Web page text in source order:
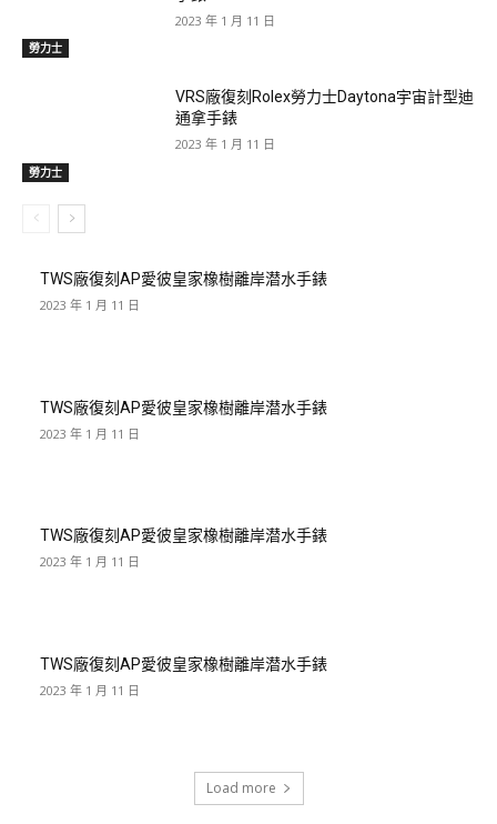
勞力士
2023 年 1 月 11 日
勞力士
VRS廠復刻Rolex勞力士Daytona宇宙計型迪
通拿手錶
2023 年 1 月 11 日
TWS廠復刻AP愛彼皇家橡樹離岸潜水手錶
2023 年 1 月 11 日
TWS廠復刻AP愛彼皇家橡樹離岸潜水手錶
2023 年 1 月 11 日
TWS廠復刻AP愛彼皇家橡樹離岸潜水手錶
2023 年 1 月 11 日
TWS廠復刻AP愛彼皇家橡樹離岸潜水手錶
2023 年 1 月 11 日
Load more